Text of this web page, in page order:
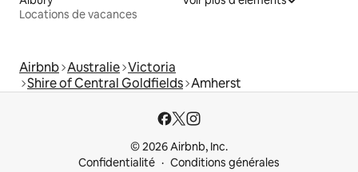
Locations de vacances
Airbnb Australie Victoria
Shire of Central Goldfields Amherst
© 2026 Airbnb, Inc.
Confidentialité
Conditions générales